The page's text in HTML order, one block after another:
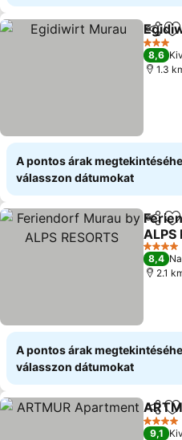
3
8,6
1.3
A pontos árak
válasszon dátumokat
ALPS
4
8,4
2.1
A pontos árak
válasszon dátumokat
4
9,1